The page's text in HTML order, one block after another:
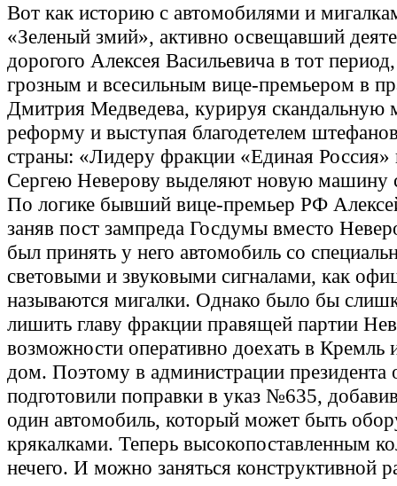
Вот как историю с автомобилями и
«Зеленый змий», активно освещавший
дорогого Алексея Васильевича в тот
грозным и всесильным вице-премьером в
Дмитрия Медведева, курируя скандальную
реформу и выступая благодетелем
страны: «Лидеру фракции «Единая Россия»
Сергею Неверову выделяют новую машину
По логике бывший вице-премьер РФ
заняв пост зампреда Госдумы вместо
был принять у него автомобиль со
световыми и звуковыми сигналами, как
называются мигалки. Однако было бы
лишить главу фракции правящей партии
возможности оперативно доехать в Кремль
дом. Поэтому в администрации президента
подготовили поправки в указ №635,
один автомобиль, который может быть
крякалками. Теперь высокопоставленным
нечего. И можно заняться конструктивной